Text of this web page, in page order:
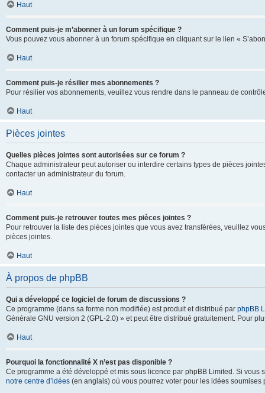
Haut
Comment puis-je m’abonner à un forum spécifique ?
Vous pouvez vous abonner à un forum spécifique en cliquant sur le lien «
Haut
Comment puis-je résilier mes abonnements ?
Pour résilier vos abonnements, veuillez vous rendre dans le panneau de
Haut
Pièces jointes
Quelles pièces jointes sont autorisées sur ce forum ?
Chaque administrateur peut autoriser ou interdire certains types de pièces
contacter un administrateur du forum.
Haut
Comment puis-je retrouver toutes mes pièces jointes ?
Pour retrouver la liste des pièces jointes que vous avez transférées, veuillez
pièces jointes.
Haut
À propos de phpBB
Qui a développé ce logiciel de forum de discussions ?
Ce programme (dans sa forme non modifiée) est produit et distribué par phpBB
Générale GNU version 2 (GPL-2.0) » et peut être distribué gratuitement. Pour
Haut
Pourquoi la fonctionnalité X n’est pas disponible ?
Ce programme a été développé et mis sous licence par phpBB Limited. Si
notre centre d’idées (en anglais) où vous pourrez voter pour les idées soumises